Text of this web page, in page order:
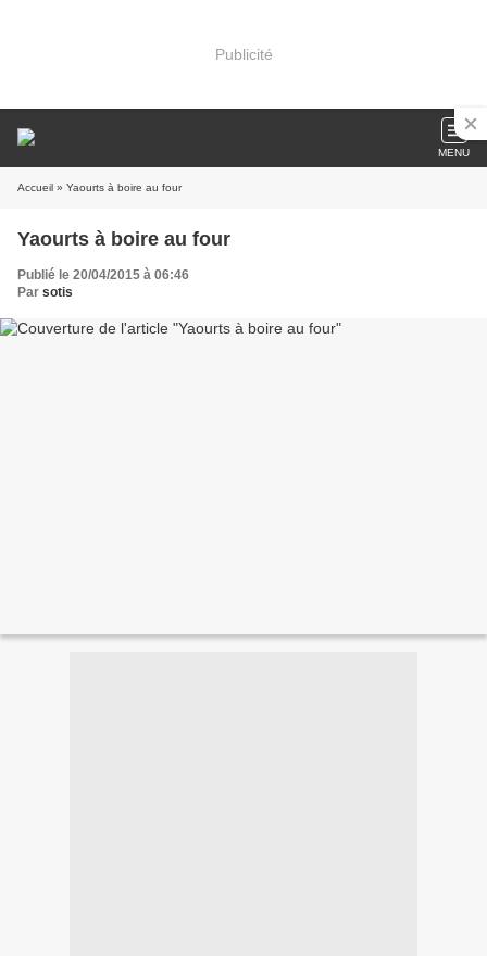
Publicité
MENU
Accueil » Yaourts à boire au four
Yaourts à boire au four
Publié le 20/04/2015 à 06:46
Par sotis